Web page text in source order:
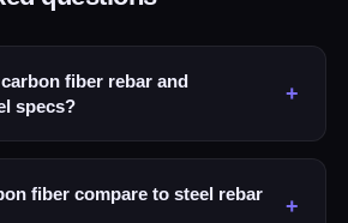
fiber rebar and
specs?
+
fiber compare to steel rebar
+